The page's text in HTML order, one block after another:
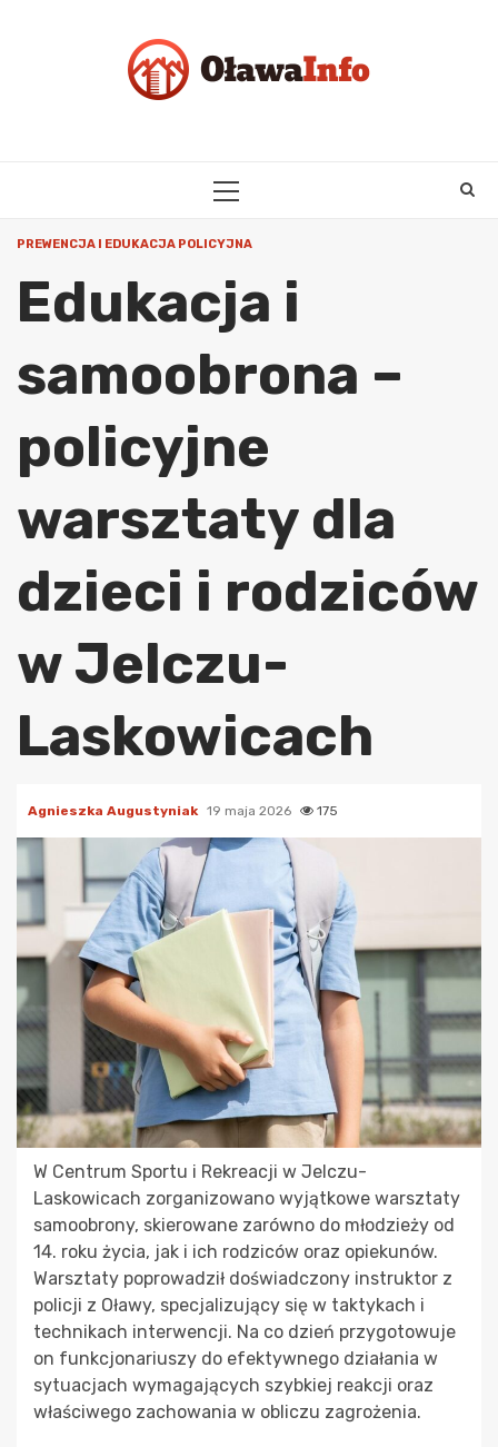
PRIMARY
PREWENCJA I EDUKACJA POLICYJNA
Edukacja i
samoobrona –
policyjne
warsztaty dla
dzieci i rodziców
w Jelczu-
Laskowicach
Agnieszka Augustyniak 19 maja 2026 175
W Centrum Sportu i Rekreacji w Jelczu-
Laskowicach zorganizowano wyjątkowe warsztaty
samoobrony, skierowane zarówno do młodzieży od
14. roku życia, jak i ich rodziców oraz opiekunów.
Warsztaty poprowadził doświadczony instruktor z
policji z Oławy, specjalizujący się w taktykach i
technikach interwencji. Na co dzień przygotowuje
on funkcjonariuszy do efektywnego działania w
sytuacjach wymagających szybkiej reakcji oraz
właściwego zachowania w obliczu zagrożenia.